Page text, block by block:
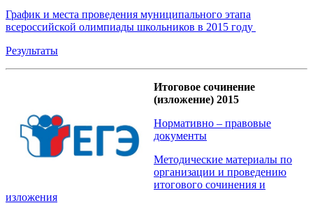
График и места проведения муниципального этапа
всероссийской олимпиады школьников в 2015 году
Результаты
Итоговое сочинение
(изложение) 2015
Нормативно – правовые
документы
Методические материалы по
организации и проведению
итогового сочинения и
изложения